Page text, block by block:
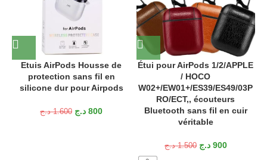
Etuis AirPods Housse de
protection sans fil en
silicone dur pour Airpods
1.600 د.ج 800 د.ج
Étui pour AirPods 1/2/APPLE
/ HOCO
W02+/EW01+/ES39/ES49/03P
RO/ECT,, écouteurs
Bluetooth sans fil en cuir
véritable
1.500 د.ج 900 د.ج